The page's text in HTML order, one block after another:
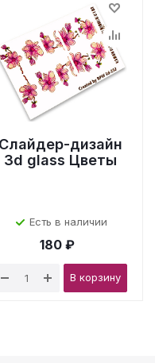
Слайдер-дизайн
3d glass Цветы
Есть в наличии
180 ₽
В корзину